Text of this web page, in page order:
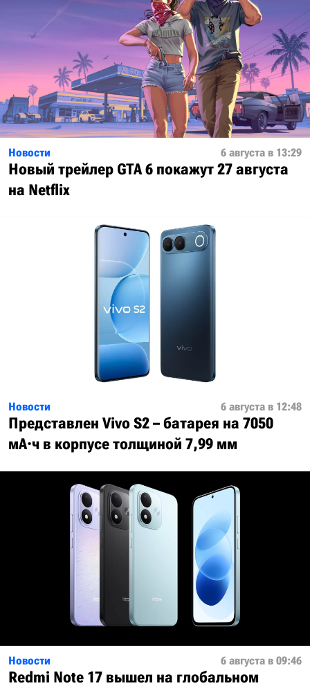
Новости 6 августа в 13:29
Новый трейлер GTA 6 покажут 27 августа
на Netflix
Новости 6 августа в 12:48
Представлен Vivo S2 – батарея на 7050
мА·ч в корпусе толщиной 7,99 мм
Новости 6 августа в 09:46
Redmi Note 17 вышел на глобальном